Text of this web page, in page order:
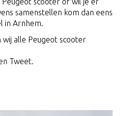
samenstellen kom dan eens
in Arnhem.
alle Peugeot scooter
Tweet.